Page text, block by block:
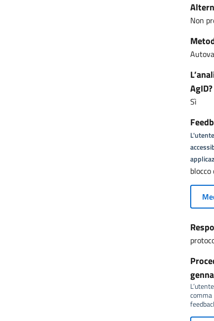
Non
AgID?
Sì
comma